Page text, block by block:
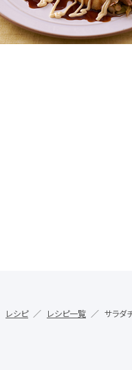
レシピ レシピ一覧 サラダ